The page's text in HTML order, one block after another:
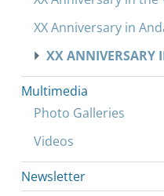
XX Anniversary in
XX ANNIVERSARY
Multimedia
Photo Galleries
Videos
Newsletter